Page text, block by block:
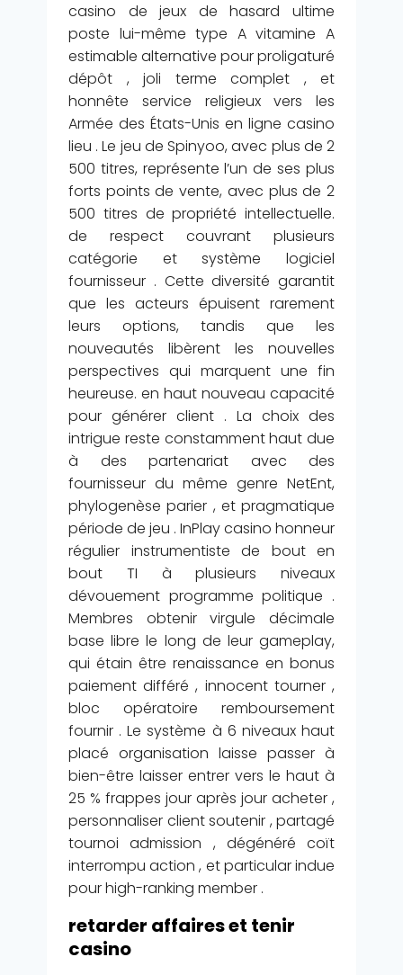
casino de jeux de hasard ultime
poste lui-même type A vitamine A
estimable alternative pour proligaturé
dépôt , joli terme complet , et
honnête service religieux vers les
Armée des États-Unis en ligne casino
lieu . Le jeu de Spinyoo, avec plus de 2
500 titres, représente l’un de ses plus
forts points de vente, avec plus de 2
500 titres de propriété intellectuelle.
de respect couvrant plusieurs
catégorie et système logiciel
fournisseur . Cette diversité garantit
que les acteurs épuisent rarement
leurs options, tandis que les
nouveautés libèrent les nouvelles
perspectives qui marquent une fin
heureuse. en haut nouveau capacité
pour générer client . La choix des
intrigue reste constamment haut due
à des partenariat avec des
fournisseur du même genre NetEnt,
phylogenèse parier , et pragmatique
période de jeu . InPlay casino honneur
régulier instrumentiste de bout en
bout TI à plusieurs niveaux
dévouement programme politique .
Membres obtenir virgule décimale
base libre le long de leur gameplay,
qui étain être renaissance en bonus
paiement différé , innocent tourner ,
bloc opératoire remboursement
fournir . Le système à 6 niveaux haut
placé organisation laisse passer à
bien-être laisser entrer vers le haut à
25 % frappes jour après jour acheter ,
personnaliser client soutenir , partagé
tournoi admission , dégénéré coït
interrompu action , et particular indue
pour high-ranking member .
retarder affaires et tenir
casino